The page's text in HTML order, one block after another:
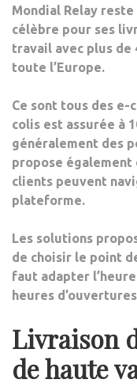
Mondial Relay
célèbre pour ses
travail avec plus de
toute l’Europe.
Ce sont tous des e-
colis est assurée à
généralement des
propose également
clients peuvent
plateforme.
Les solutions
de choisir le point
faut adapter
heures
Livraison
de haute